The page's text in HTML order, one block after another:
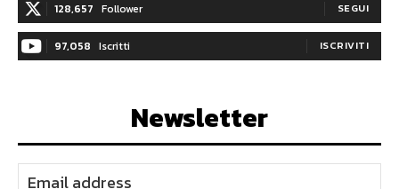
128,657 Follower SEGUI
97,058 Iscritti ISCRIVITI
Newsletter